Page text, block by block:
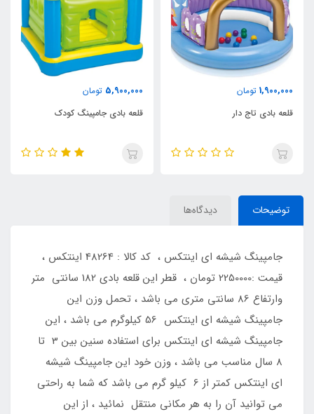
5,900,000
قلعه بادی جامپینگ کودک
4,900,000
قلعه جامپینگ دایره اینتکس
توضیحات دیدگاه‌ها
جامپینگ شیشه ای اینتکس ، کد کالا : 48264 اینتکس ،
قیمت :2250000 تومان ، قطر این قلعه بادی 182 سانتی متر
وارتفاع 86 سانتی متری می باشد ، تحمل وزن این
جامپینگ شیشه ای اینتکس 56 کیلوگرم می باشد ، این
جامپینگ شیشه ای اینتکس برای استفاده سنین بین 3 تا
8 سال مناسب می باشد ، وزن خود این جامپینگ شیشه
ای اینتکس کمتر از 6 کیلو گرم می باشد که شما به راحتی
می توانید آن را به هر مکانی منتقل نمائید ، از این